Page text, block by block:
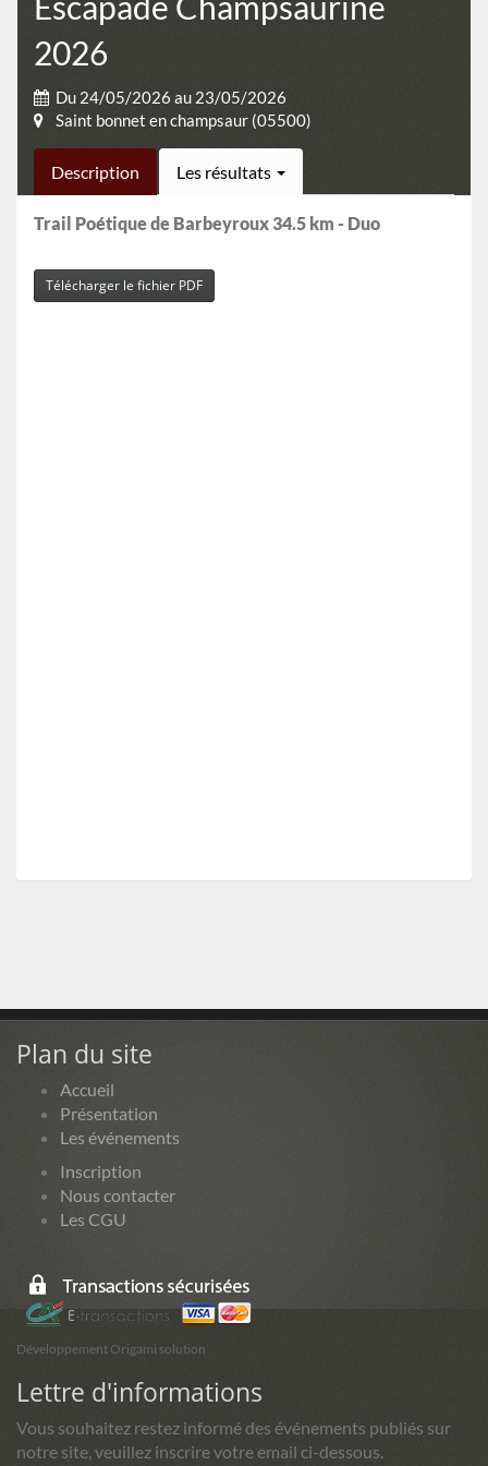
2026
Du 24/05/2026 au 23/05/2026
Saint bonnet en champsaur (05500)
Description Les résultats
Trail Poétique de Barbeyroux 34.5 km - Duo
Télécharger le fichier PDF
Plan du site
Accueil
Présentation
Les événements
Inscription
Nous contacter
Les CGU
Développement Origami solution
Lettre d'informations
Vous souhaitez restez informé des événements publiés sur
notre site, veuillez inscrire votre email ci-dessous.